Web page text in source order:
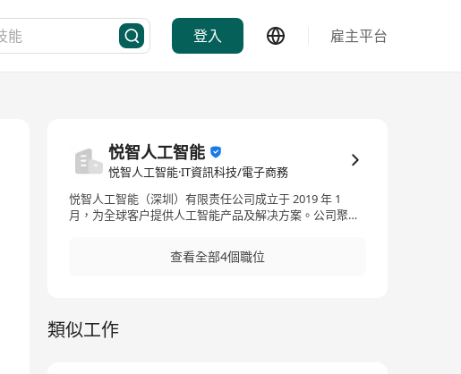
登入 雇主平台
悦智人工智能
悦智人工智能·IT資訊科技/電子商務
悦智人工智能（深圳）有限责任公司成立于 2019 年 1
月，为全球客户提供人工智能产品及解决方案。公司聚焦
讯云、火山引擎、百度智能云、AWS等知名厂商的核心合
作伙伴。 公司技术实力雄厚，全球人员1000+人，核心团
业制造、医疗制药、 消费零售、交通出行、互联网、运营
商等多个行业客户打造解决方案，业务覆盖全球数十个国
查看全部4個職位
類似工作